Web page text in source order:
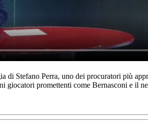
di Stefano Perra, uno dei procuratori più
giocatori promettenti come Bernasconi e il